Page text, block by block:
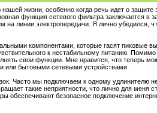
жизни, особенно когда речь идет о
функция сетевого фильтра заключается в
на линии электропередачи. Я лично
компонентами, которые гасят пиковые
к нестабильному питанию.
свои функции. Мне нравится, что
или бытовыми сетевыми устройствами.
Часто мы подключаем к одному удлинителю
такие неприятности, что лично для меня
безопасное подключение